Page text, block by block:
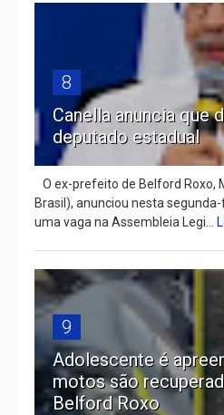
8
Canella anuncia que
deputado estadual
O ex-prefeito de Belford Roxo,
Brasil), anunciou nesta
uma vaga na Assembleia Legi...
9
Adolescente é
motos são
Belford Roxo